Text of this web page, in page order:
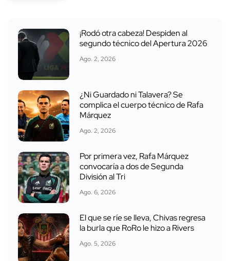
¡Rodó otra cabeza! Despiden al
segundo técnico del Apertura 2026
Ago. 2, 2026
¿Ni Guardado ni Talavera? Se
complica el cuerpo técnico de Rafa
Márquez
Ago. 2, 2026
Por primera vez, Rafa Márquez
convocaría a dos de Segunda
División al Tri
Ago. 6, 2026
El que se ríe se lleva, Chivas regresa
la burla que RoRo le hizo a Rivers
Ago. 5, 2026